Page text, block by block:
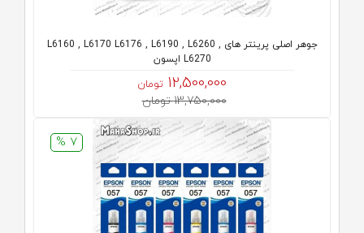
جوهر اصلی پرینتر های L6160 , L6170 L6176 , L6190 , L6260 ,
L6270 اپسون
12,500,000 تومان
13,750,000 تومان
7 %